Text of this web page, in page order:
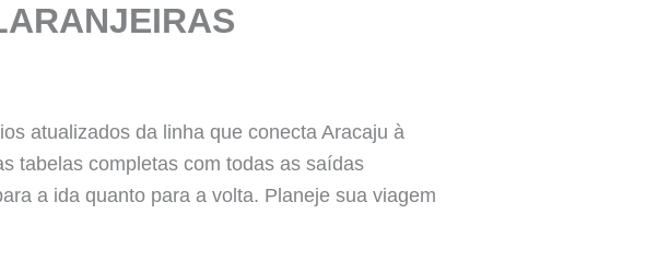
atualizados da linha que conecta Aracaju à
tabelas completas com todas as saídas
a ida quanto para a volta. Planeje sua viagem